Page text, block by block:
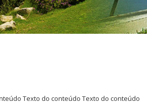
Texto do conteúdo Texto do conteúdo